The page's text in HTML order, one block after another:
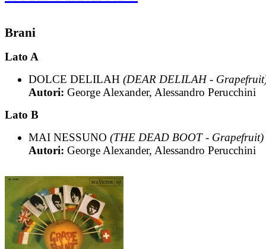
Brani
Lato A
DOLCE DELILAH (DEAR DELILAH -
Autori: George Alexander, Alessandro Perucchini
Lato B
MAI NESSUNO (THE DEAD BOOT - Grapefruit)
Autori: George Alexander, Alessandro Perucchini